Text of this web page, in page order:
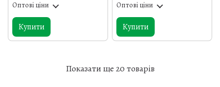
Оптові ціни
Купити
Оптові ціни
Купити
Показати ще 20 товарів